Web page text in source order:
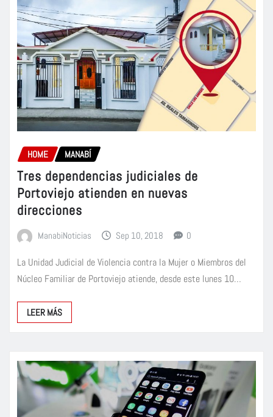
HOME MANABÍ
Tres dependencias judiciales de
Portoviejo atienden en nuevas
direcciones
ManabiNoticias Sep 10, 2018 0
La Unidad Judicial de Violencia contra la Mujer o Miembros del
Núcleo Familiar de Portoviejo atiende, desde este lunes 10…
LEER MÁS